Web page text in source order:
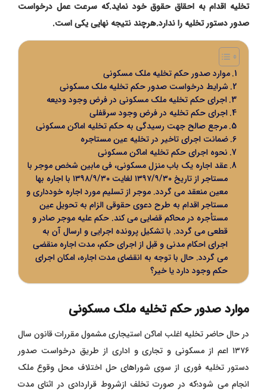
تخلیه اقدام به احقاق حقوق خود نماید.که سرعت عمل درخواست
صدور دستور تخلیه را ندارد.هرچند نتیجه نهایی یکی است.
موارد صدور حکم تخلیه ملک مسکونی
شرایط درخواست صدور حکم تخلیه ملک مسکونی
اجرای حکم تخلیه ملک مسکونی در فرض وجود ودیعه
اجرای حکم تخلیه در فرض وجود سرقفلی
مرجع صالح جهت رسیدگی به حکم تخلیه اماکن مسکونی
ضمانت اجرای تاخیر در تخلیه عین مستاجره
نحوه اجرای حکم تخلیه اماکن مسکونی
عقد اجاره یک باب منزل مسکونی، فی مابین شخص موجر با
مستاجر از تاریخ ۱۳۹۷/۹/۳۰ لغایت ۱۳۹۸/۹/۳۰ با اجاره بها
معین منعقد می گردد. موجر از تسلیم مورد اجاره خودداری و
مستاجر اقدام به طرح دعوی حقوقی الزام به تحویل عين
مستأجره در محاکم قضایی می کند. حکم علیه موجر صادر و
قطعی می گردد. با تشکیل پرونده اجرایی و ارسال آن به
اجرای احکام مدنی و قبل از اجرای حکم، مدت اجاره منقضی
می گردد. حال با توجه به انقضای مدت اجاره، امکان اجرای
حکم وجود دارد یا خیر؟
موارد صدور حکم تخلیه ملک مسکونی
در حال حاضر تخلیه اغلب اماکن استیجاری مشمول مقررات قانون سال
۱۳۷۶ اعم از مسکونی و تجاری و اداری از طریق درخواست صدور
دستور تخلیه فوری از سوی شوراهای حل اختلاف محل وقوع ملک
انجام می شود؛که در صورت تخلف ازشروط قراردادی در اثنای مدت